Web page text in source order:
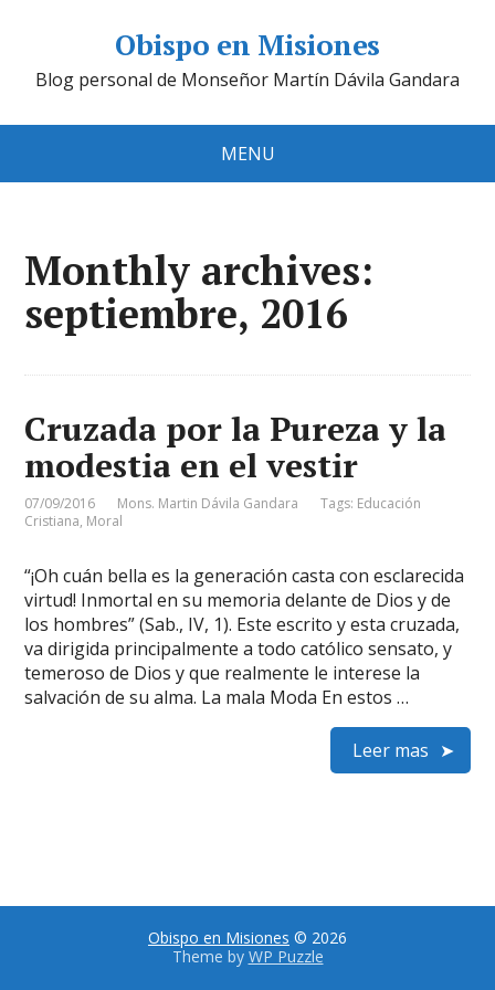
Obispo en Misiones
Blog personal de Monseñor Martín Dávila Gandara
MENU
Monthly archives:
septiembre, 2016
Cruzada por la Pureza y la
modestia en el vestir
07/09/2016 Mons. Martin Dávila Gandara Tags: Educación
Cristiana, Moral
“¡Oh cuán bella es la generación casta con esclarecida
virtud! Inmortal en su memoria delante de Dios y de
los hombres” (Sab., IV, 1). Este escrito y esta cruzada,
va dirigida principalmente a todo católico sensato, y
temeroso de Dios y que realmente le interese la
salvación de su alma. La mala Moda En estos …
Leer mas
Obispo en Misiones © 2026
Theme by WP Puzzle